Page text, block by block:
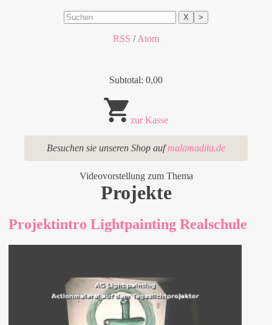
X >
RSS /Atom
Subtotal: 0,00
zur Kasse
Besuchen sie unseren Shop aufmalamadita.de
Videovorstellung zum Thema
Projekte
Projektintro Lightpainting Realschule